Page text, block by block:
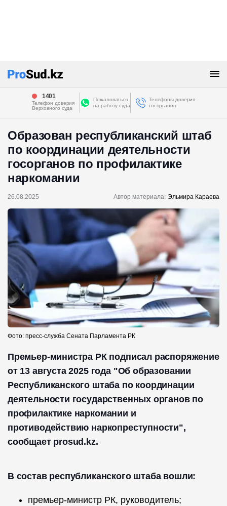
1401
Телефон доверия
Верховного суда
Пожаловаться
на работу суда
Телефоны доверия
госорганов
Образован республиканский штаб
по координации деятельности
госорганов по профилактике
наркомании
26.08.2025 Автор материала: Эльмира Караева
Фото: пресс-служба Сената Парламента РК
Премьер-министра РК подписал распоряжение
от 13 августа 2025 года "Об образовании
Республиканского штаба по координации
деятельности государственных органов по
профилактике наркомании и
противодействию наркопреступности",
сообщает prosud.kz.
В состав республиканского штаба вошли:
премьер-министр РК, руководитель;